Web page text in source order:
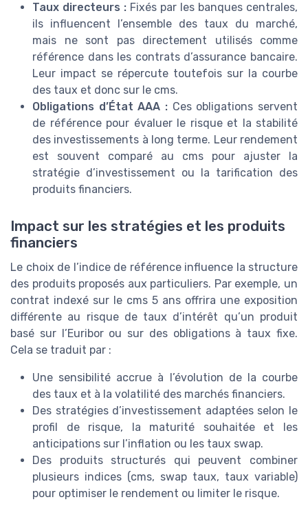
Taux directeurs : Fixés par les banques centrales,
ils influencent l’ensemble des taux du marché,
mais ne sont pas directement utilisés comme
référence dans les contrats d’assurance bancaire.
Leur impact se répercute toutefois sur la courbe
des taux et donc sur le cms.
Obligations d’État AAA : Ces obligations servent
de référence pour évaluer le risque et la stabilité
des investissements à long terme. Leur rendement
est souvent comparé au cms pour ajuster la
stratégie d’investissement ou la tarification des
produits financiers.
Impact sur les stratégies et les produits
financiers
Le choix de l’indice de référence influence la structure
des produits proposés aux particuliers. Par exemple, un
contrat indexé sur le cms 5 ans offrira une exposition
différente au risque de taux d’intérêt qu’un produit
basé sur l’Euribor ou sur des obligations à taux fixe.
Cela se traduit par :
Une sensibilité accrue à l’évolution de la courbe
des taux et à la volatilité des marchés financiers.
Des stratégies d’investissement adaptées selon le
profil de risque, la maturité souhaitée et les
anticipations sur l’inflation ou les taux swap.
Des produits structurés qui peuvent combiner
plusieurs indices (cms, swap taux, taux variable)
pour optimiser le rendement ou limiter le risque.